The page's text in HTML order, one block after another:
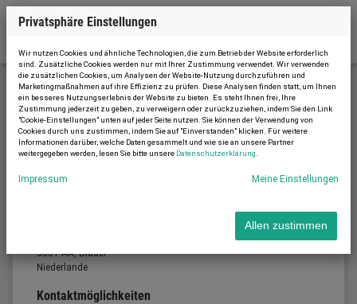
Impressum
5531 AA, Bladel
Niederlande
Kontaktmöglichkeiten
Privatsphäre Einstellungen
Wir nutzen Cookies und ähnliche Technologien, die zum Betrieb der Website erforderlich
sind. Zusätzliche Cookies werden nur mit Ihrer Zustimmung verwendet. Wir verwenden
die zusätzlichen Cookies, um Analysen der Website-Nutzung durchzuführen und
Marketingmaßnahmen auf ihre Effizienz zu prüfen. Diese Analysen finden statt, um Ihnen
ein besseres Nutzungserlebnis der Website zu bieten. Es steht Ihnen frei, Ihre
Zustimmung jederzeit zu geben, zu verweigern oder zurückzuziehen, indem Sie den Link
"Cookie-Einstellungen" unten auf jeder Seite nutzen. Sie können der Verwendung von
Cookies durch uns zustimmen, indem Sie auf "Einverstanden" klicken. Für weitere
Informationen darüber, welche Daten gesammelt und wie sie an unsere Partner
weitergegeben werden, lesen Sie bitte unsere Datenschutzerklärung
Impressum Meine Einstellungen
Allen zustimmen